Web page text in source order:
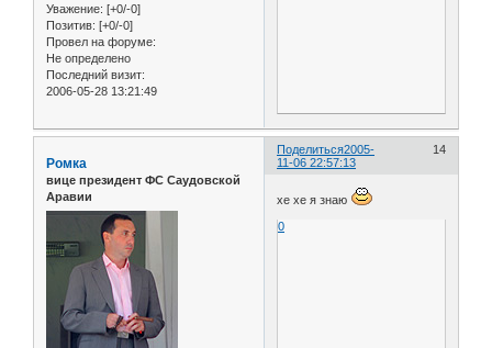
Уважение: [+0/-0]
Позитив: [+0/-0]
Провел на форуме:
Не определено
Последний визит:
2006-05-28 13:21:49
Поделиться 14
2005-
11-06 22:57:13
Ромка
вице президент ФС Саудовской
Аравии
хе хе я знаю
0